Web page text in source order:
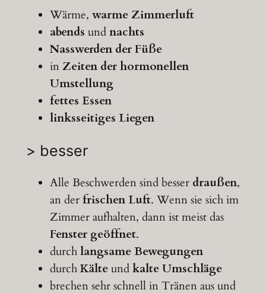
Wärme, warme Zimmerluft
abends undnachts
Nasswerden der Füße
inZeiten der hormonellen
Umstellung
fettes Essen
linksseitiges Liegen
> besser
Alle Beschwerden sind besser draußen,
an derfrischen Luft. Wenn sie sich im
Zimmer aufhalten, dann ist meist das
Fenster geöffnet.
durchlangsame Bewegungen
durchKälteundkalte Umschläge
brechen sehr schnell in Tränen aus und